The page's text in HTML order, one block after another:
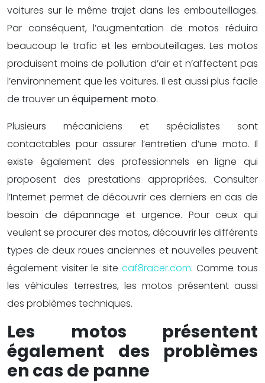
voitures sur le même trajet dans les embouteillages.
Par conséquent, l’augmentation de motos réduira
beaucoup le trafic et les embouteillages. Les motos
produisent moins de pollution d’air et n’affectent pas
l’environnement que les voitures. Il est aussi plus facile
de trouver un équipement moto.
Plusieurs mécaniciens et spécialistes sont
contactables pour assurer l’entretien d’une moto. Il
existe également des professionnels en ligne qui
proposent des prestations appropriées. Consulter
l’Internet permet de découvrir ces derniers en cas de
besoin de dépannage et urgence. Pour ceux qui
veulent se procurer des motos, découvrir les différents
types de deux roues anciennes et nouvelles peuvent
également visiter le site caf8racer.com. Comme tous
les véhicules terrestres, les motos présentent aussi
des problèmes techniques.
Les motos présentent
également des problèmes
en cas de panne